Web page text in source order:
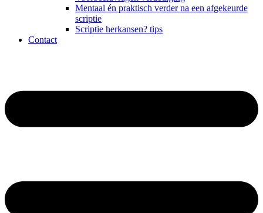
Mentaal én praktisch verder na een afgekeurde
scriptie
Scriptie herkansen? tips
Contact